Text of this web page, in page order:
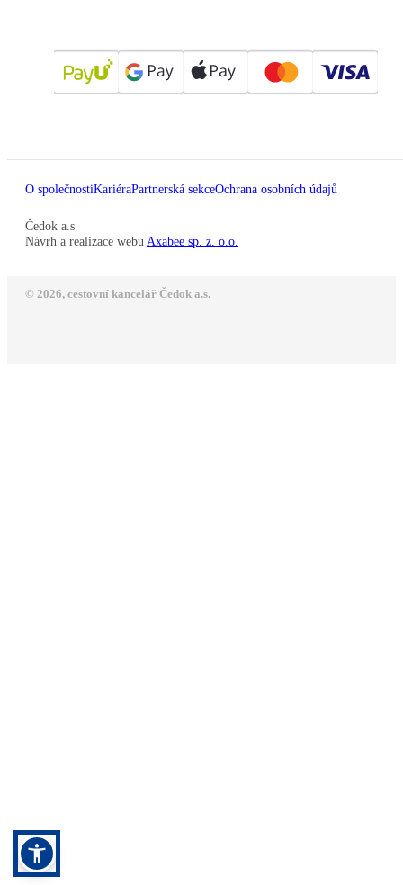
O společnostiKariéraPartnerská sekceOchrana osobních údajů
Čedok a.s
Návrh a realizace webu Axabee sp. z. o.o.
© 2026, cestovní kancelář Čedok a.s.